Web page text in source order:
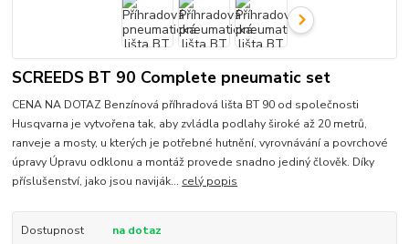
SCREEDS BT 90 Complete pneumatic set
CENA NA DOTAZ Benzínová příhradová lišta BT 90 od společnosti
Husqvarna je vytvořena tak, aby zvládla podlahy široké až 20 metrů,
ranveje a mosty, u kterých je potřebné hutnění, vyrovnávání a povrchové
úpravy Úpravu odklonu a montáž provede snadno jediný člověk. Díky
příslušenství, jako jsou naviják... celý popis
Dostupnost
na dotaz